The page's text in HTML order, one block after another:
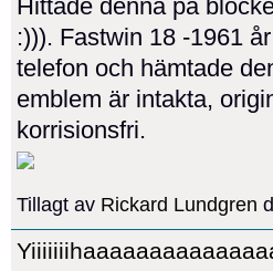
Hittade denna på
:))). Fastwin 18 -1961
telefon och hämtade
emblem är intakta,
korrisionsfri.
Tillagt av Rickard Lundgren